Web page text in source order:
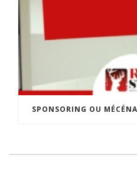
SPONSORING OU